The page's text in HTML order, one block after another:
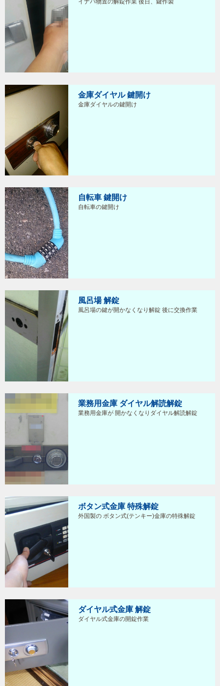
金庫ダイヤル 鍵開け
金庫ダイヤルの鍵開け
自転車 鍵開け
自転車の鍵開け
風呂場 解錠
風呂場の鍵が開かなくなり解錠 後に交換作業
業務用金庫 ダイヤル解読解錠
業務用金庫が 開かなくなりダイヤル解読解錠
ボタン式金庫 特殊解錠
外国製の ボタン式(テンキー)金庫の特殊解錠
ダイヤル式金庫 解錠
ダイヤル式金庫の開錠作業